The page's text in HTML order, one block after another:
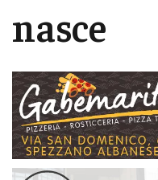
nasce